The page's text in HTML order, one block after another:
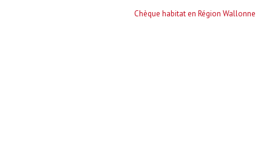
Chèque habitat en Région Wallonne